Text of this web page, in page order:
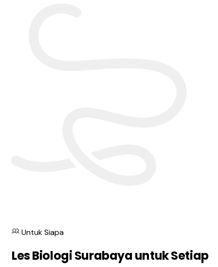
Untuk Siapa
Les Biologi Surabaya untuk Setiap